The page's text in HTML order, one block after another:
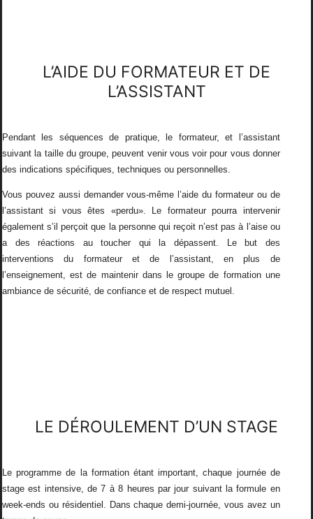
L’AIDE DU FORMATEUR ET DE
L’ASSISTANT
Pendant les séquences de pratique, le formateur, et l’assistant
suivant la taille du groupe, peuvent venir vous voir pour vous donner
des indications spécifiques, techniques ou personnelles.
Vous pouvez aussi demander vous-même l’aide du formateur ou de
l’assistant si vous êtes «perdu». Le formateur pourra intervenir
également s’il perçoit que la personne qui reçoit n’est pas à l’aise ou
a des réactions au toucher qui la dépassent. Le but des
interventions du formateur et de l’assistant, en plus de
l’enseignement, est de maintenir dans le groupe de formation une
ambiance de sécurité, de confiance et de respect mutuel.
LE DÉROULEMENT D’UN STAGE
Le programme de la formation étant important, chaque journée de
stage est intensive, de 7 à 8 heures par jour suivant la formule en
week-ends ou résidentiel. Dans chaque demi-journée, vous avez un